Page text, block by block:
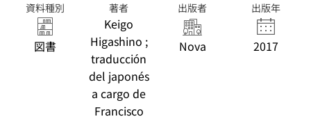
資料種別
図書
著者
Keigo
Higashino ;
traducción
del japonés
a cargo de
Francisco
出版者
Nova
出版年
2017